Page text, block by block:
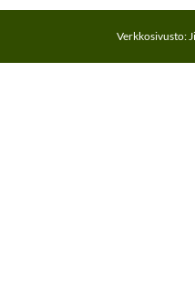
Verkkosivusto: